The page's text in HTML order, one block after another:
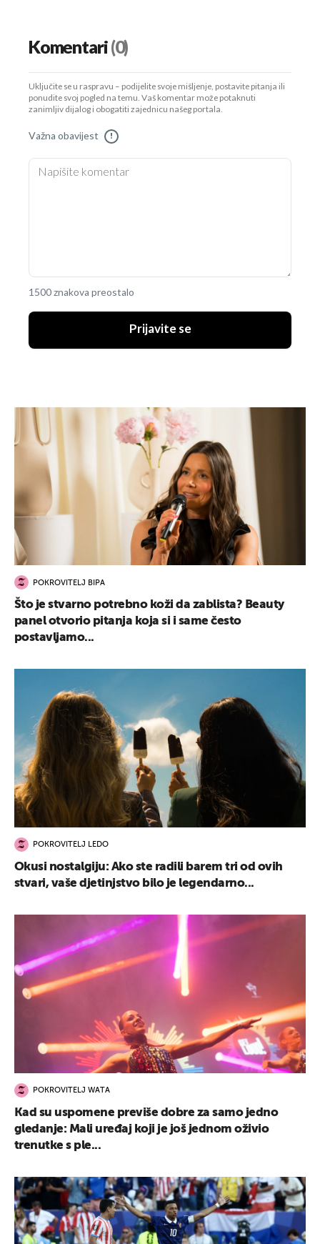
Komentari(0)
Uključite se u raspravu – podijelite svoje mišljenje, postavite pitanja ili
ponudite svoj pogled na temu. Vaš komentar može potaknuti
zanimljiv dijalog i obogatiti zajednicu našeg portala.
Važna obavijest !
1500 znakova preostalo
Prijavite se
POKROVITELJ BIPA
Što je stvarno potrebno koži da zablista? Beauty
panel otvorio pitanja koja si i same često
postavljamo...
POKROVITELJ LEDO
Okusi nostalgiju: Ako ste radili barem tri od ovih
stvari, vaše djetinjstvo bilo je legendarno...
POKROVITELJ WATA
Kad su uspomene previše dobre za samo jedno
gledanje: Mali uređaj koji je još jednom oživio
trenutke s ple...